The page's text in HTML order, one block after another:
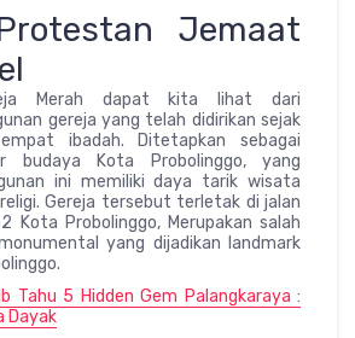
Jemaat
Merah dapat kita lihat dari
gereja yang telah didirikan sejak
ibadah. Ditetapkan sebagai
budaya Kota Probolinggo, yang
ini memiliki daya tarik wisata
Gereja tersebut terletak di jalan
Kota Probolinggo, Merupakan salah
yang dijadikan landmark
Tahu 5 Hidden Gem Palangkaraya :
Dayak